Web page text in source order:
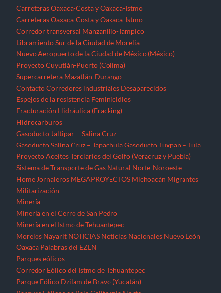
Carreteras Oaxaca-Costa y Oaxaca-Istmo
Carreteras Oaxaca-Costa y Oaxaca-Istmo
Corredor transversal Manzanillo-Tampico
Libramiento Sur de la Ciudad de Morelia
Nuevo Aeropuerto de la Ciudad de México (México)
Proyecto Cuyutlán-Puerto (Colima)
Supercarretera Mazatlán-Durango
Contacto Corredores industriales Desaparecidos
Espejos de la resistencia Feminicidios
Fracturación Hidráulica (Fracking)
Hidrocarburos
Gasoducto Jaltipan – Salina Cruz
Gasoducto Salina Cruz – Tapachula Gasoducto Tuxpan – Tula
Proyecto Aceites Terciarios del Golfo (Veracruz y Puebla)
Sistema de Transporte de Gas Natural Norte-Noroeste
Home Jornaleros MEGAPROYECTOS Michoacán Migrantes
Militarización
Minería
Minería en el Cerro de San Pedro
Minería en el Istmo de Tehuantepec
Morelos Nayarit NOTICIAS Noticias Nacionales Nuevo León
Oaxaca Palabras del EZLN
Parques eólicos
Corredor Eólico del Istmo de Tehuantepec
Parque Eólico Dzilam de Bravo (Yucatán)